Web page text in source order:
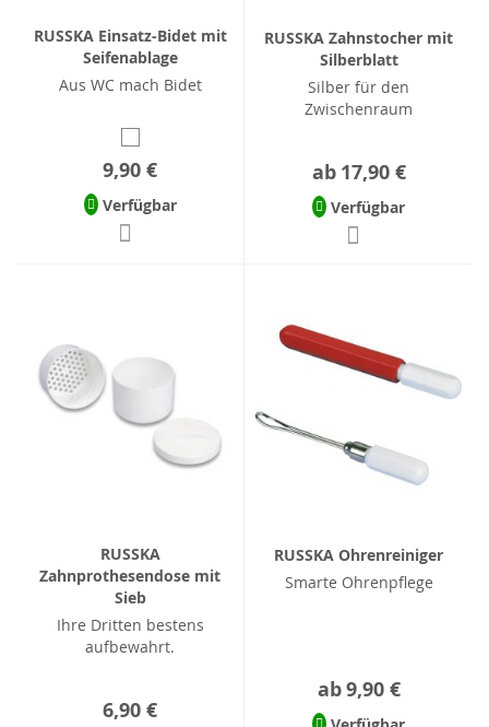
RUSSKA Einsatz-Bidet mit
Seifenablage
Aus WC mach Bidet
9,90 €
Verfügbar
RUSSKA Zahnstocher mit
Silberblatt
Silber für den
Zwischenraum
ab 17,90 €
Verfügbar
RUSSKA
Zahnprothesendose mit
Sieb
Ihre Dritten bestens
aufbewahrt.
6,90 €
RUSSKA Ohrenreiniger
Smarte Ohrenpflege
ab9,90 €